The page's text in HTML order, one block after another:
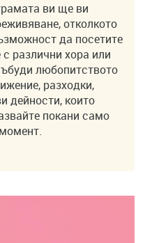
ви ще ви
отколкото
да посетите
различни хора или
любопитството
разходки,
дейности, които
покани само